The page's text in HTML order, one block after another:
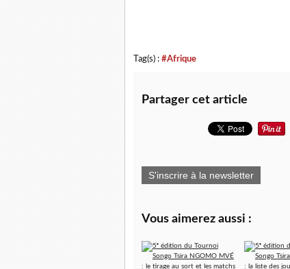
Tag(s) : #Afrique
Partager cet article
S'inscrire à la newsletter
Vous aimerez aussi :